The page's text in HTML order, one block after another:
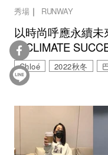
秀場 ｜ RUNWAY
以時尚呼應永續未
《CLIMATE
Chloé 2022秋冬